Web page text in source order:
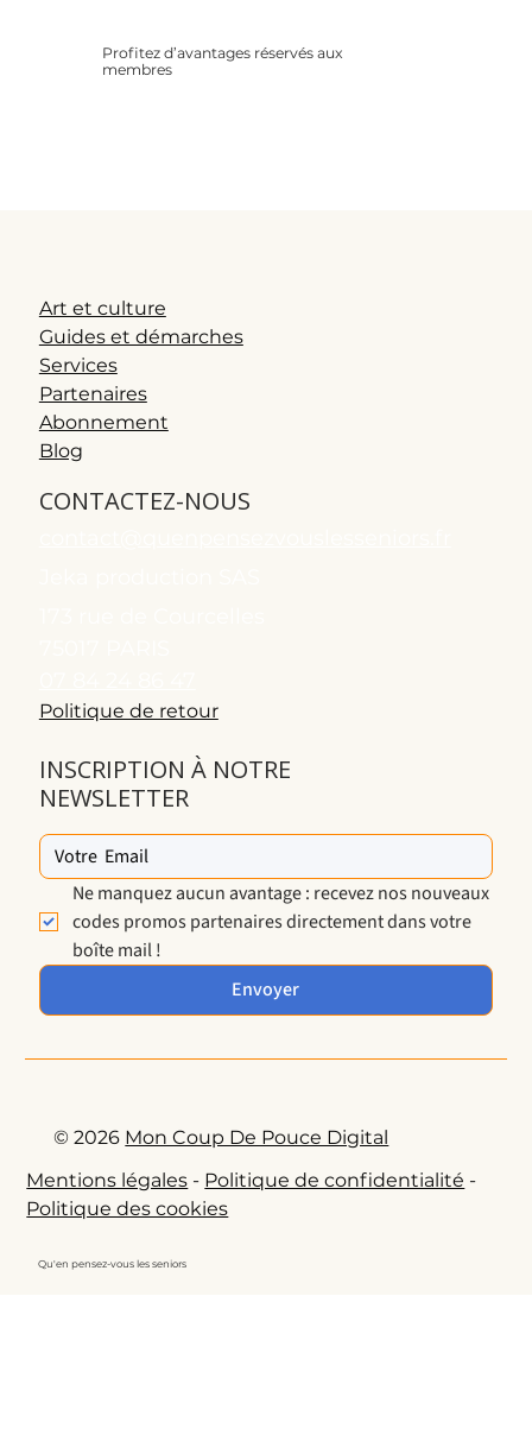
Profitez d’avantages réservés aux
membres
CONTACTEZ-NOUS
Art et culture
Guides et démarches
Services
Partenaires
Abonnement
Blog
Politique de retour
INSCRIPTION À NOTRE
NEWSLETTER
Ne manquez aucun avantage : recevez nos nouveaux
codes promos partenaires directement dans votre
boîte mail !
Envoyer
Qu'en pensez-vous les seniors
© 2026 Mon Coup De Pouce Digital
Mentions légales - Politique de confidentialité -
Politique des cookies